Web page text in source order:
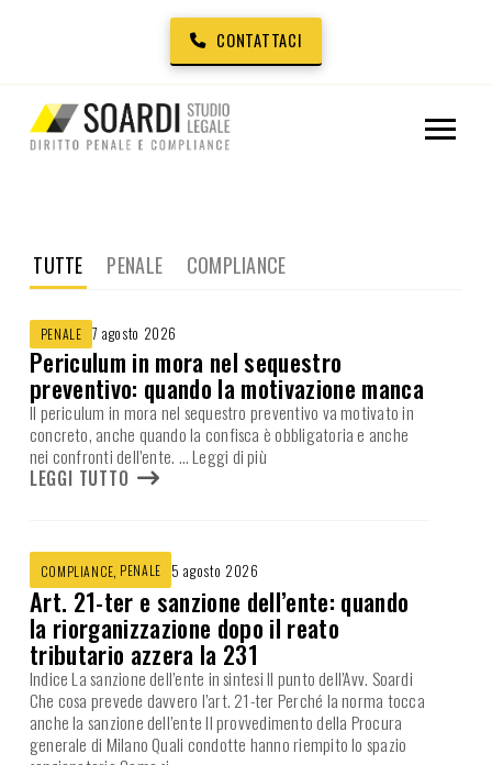
CONTATTACI
TUTTE PENALE COMPLIANCE
PENALE 7 agosto 2026
Periculum in mora nel sequestro
preventivo: quando la motivazione manca
Il periculum in mora nel sequestro preventivo va motivato in
concreto, anche quando la confisca è obbligatoria e anche
nei confronti dell’ente. … Leggi di più
LEGGI TUTTO
COMPLIANCE, PENALE 5 agosto 2026
Art. 21-ter e sanzione dell’ente: quando
la riorganizzazione dopo il reato
tributario azzera la 231
Indice La sanzione dell’ente in sintesi Il punto dell’Avv. Soardi
Che cosa prevede davvero l’art. 21-ter Perché la norma tocca
anche la sanzione dell’ente Il provvedimento della Procura
generale di Milano Quali condotte hanno riempito lo spazio